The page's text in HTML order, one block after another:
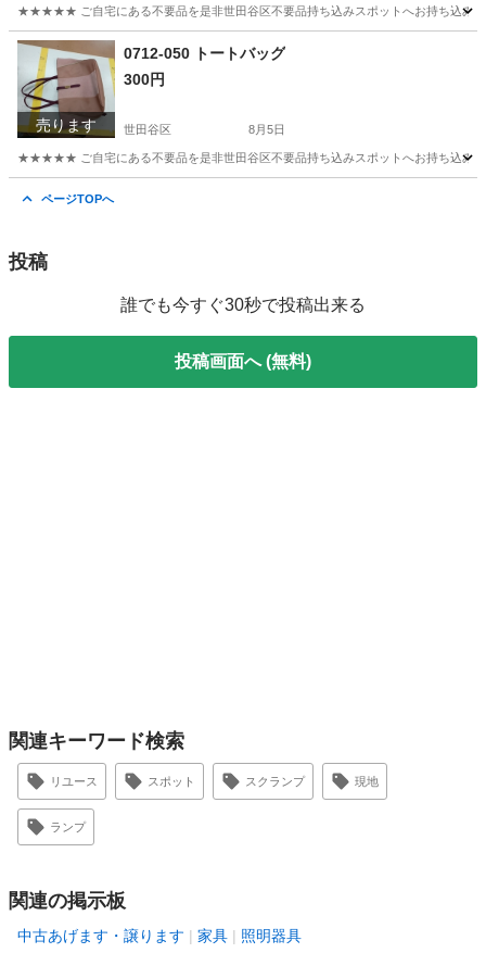
★★★★★ ご自宅にある不要品を是非世田谷区不要品持ち込みスポットへお持ち込みし
東京 世田谷区 スポット
売ります
0712-050 トートバッグ
300円
世田谷区 8月5日
★★★★★ ご自宅にある不要品を是非世田谷区不要品持ち込みスポットへお持ち込みし
ページTOPへ
投稿
誰でも今すぐ30秒で投稿出来る
投稿画面へ (無料)
関連キーワード検索
リユース スポット スクランプ 現地
ランプ
関連の掲示板
中古あげます・譲ります 家具 照明器具